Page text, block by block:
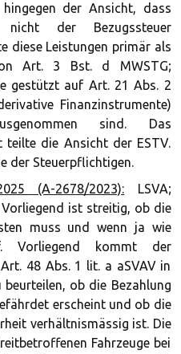
der Ansicht, dass
nicht der Bezugssteuer
diese Leistungen primär als
Art. 3 Bst. d MWSTG;
gestützt auf Art. 21 Abs. 2
Finanzinstrumente)
sind. Das
teilte die Ansicht der ESTV.
der Steuerpflichtigen.
(A-2678/2023): LSVA;
ist streitig, ob die
muss und wenn ja wie
Vorliegend kommt der
48 Abs. 1 lit. a aSVAV in
ob die Bezahlung
erscheint und ob die
verhältnismässig ist. Die
Fahrzeuge bei